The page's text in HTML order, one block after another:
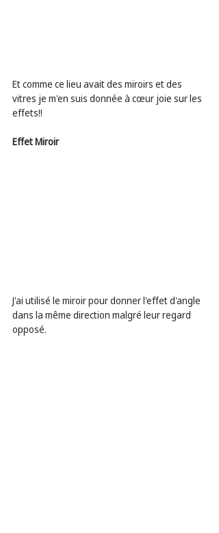
Et comme ce lieu avait des miroirs et des
vitres je m'en suis donnée à cœur joie sur les
effets!!
Effet Miroir
J'ai utilisé le miroir pour donner l'effet d'angle
dans la même direction malgré leur regard
opposé.